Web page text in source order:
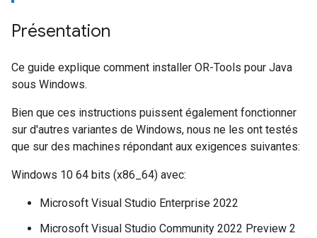
Présentation
Ce guide explique comment installer OR-Tools pour Java
sous Windows.
Bien que ces instructions puissent également fonctionner
sur d'autres variantes de Windows, nous ne les ont testés
que sur des machines répondant aux exigences suivantes:
Windows 10 64 bits (x86_64) avec:
Microsoft Visual Studio Enterprise 2022
Microsoft Visual Studio Community 2022 Preview 2